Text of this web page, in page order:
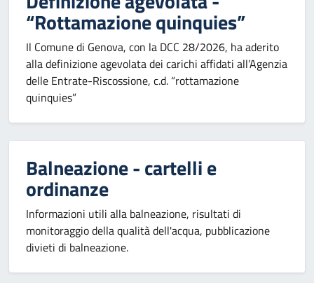
“Rottamazione quinquies”
Il Comune di Genova, con la DCC 28/2026, ha aderito
alla definizione agevolata dei carichi affidati all’Agenzia
delle Entrate-Riscossione, c.d. “rottamazione
quinquies”
Balneazione - cartelli e
ordinanze
Informazioni utili alla balneazione, risultati di
monitoraggio della qualità dell'acqua, pubblicazione
divieti di balneazione.